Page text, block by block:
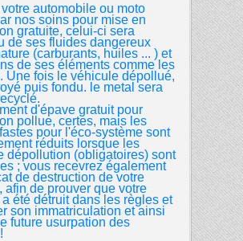
automobile ou moto
nos soins pour mise en
gratuite, celui-ci sera
de ses fluides dangereux
(carburants, huiles ... ) et
de ses éléments comme les
Une fois le véhicule dépollué,
puis fondu. le metal sera
d'épave gratuit pour
pollue, certes, mais les
pour l'éco-système sont
réduits lorsque les
dépollution (obligatoires) sont
; vous recevrez également
de destruction de votre
afin de prouver que votre
été détruit dans les règles et
son immatriculation et ainsi
future usurpation des